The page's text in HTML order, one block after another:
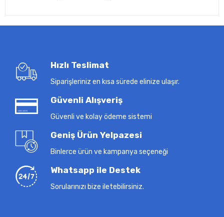
Hızlı Teslimat
Siparişleriniz en kısa sürede elinize ulaşır.
Güvenli Alışveriş
Güvenli ve kolay ödeme sistemi
Geniş Ürün Yelpazesi
Binlerce ürün ve kampanya seçeneği
Whatsapp ile Destek
Sorularınızı bize iletebilirsiniz.